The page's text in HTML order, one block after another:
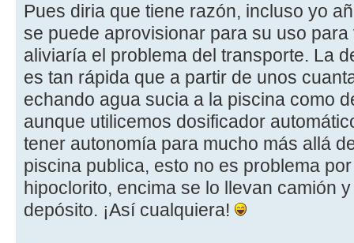
Pues diria que tiene razón, incluso yo
se puede aprovisionar para su uso
aliviaría el problema del transporte. La
es tan rápida que a partir de unos
echando agua sucia a la piscina como
aunque utilicemos dosificador
tener autonomía para mucho más allá
piscina publica, esto no es problema
hipoclorito, encima se lo llevan camión
depósito. ¡Así cualquiera!